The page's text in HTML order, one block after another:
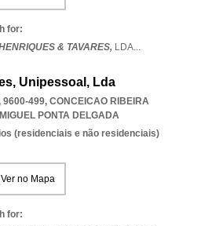
for:
& TAVARES, LDA...
Unipessoal, Lda
9600-499, CONCEICAO RIBEIRA
PONTA DELGADA
(residenciais e não residenciais)
Ver no Mapa
for: